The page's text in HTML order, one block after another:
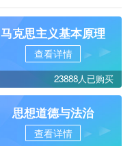
马克思主义基本原理
查看详情
23888人已购买
思想道德与法治
查看详情